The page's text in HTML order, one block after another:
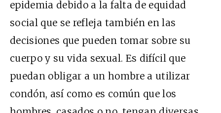
epidemia debido a la falta de equidad
social que se refleja también en las
decisiones que pueden tomar sobre su
cuerpo y su vida sexual. Es difícil que
puedan obligar a un hombre a utilizar
condón, así como es común que los